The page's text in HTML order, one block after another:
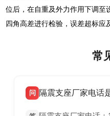
位后，在自重及外力作用下调至
四角高差进行检验，误差超标应
常
问 隔震支座厂家电话